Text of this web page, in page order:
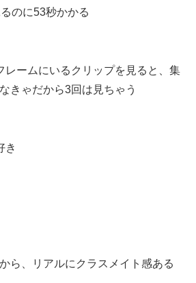
のに53秒かかる
レームにいるクリップを見ると、集
きゃだから3回は見ちゃう
き
ら、リアルにクラスメイト感ある